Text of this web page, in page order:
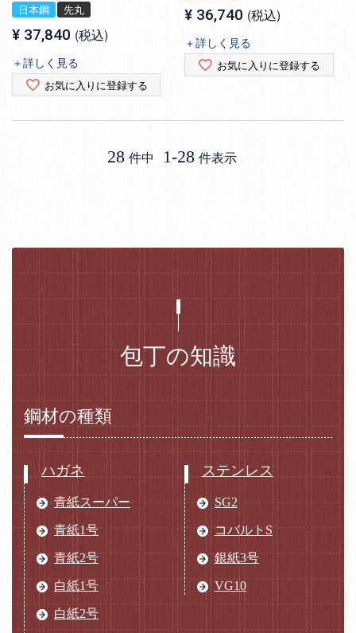
日本鋼 先丸
¥ 37,840 税込
＋詳しく見る
お気に入りに登録する
¥ 36,740 税込
＋詳しく見る
お気に入りに登録する
28 件中 1-28 件表示
包丁の知識
鋼材の種類
ハガネ
青紙スーパー
青紙1号
青紙2号
白紙1号
白紙2号
ステンレス
SG2
コバルトS
銀紙3号
VG10